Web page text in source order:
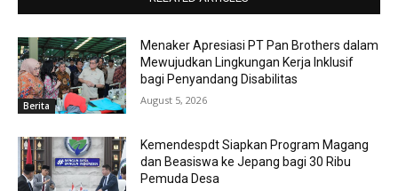
Berita
Menaker Apresiasi PT Pan Brothers dalam
Mewujudkan Lingkungan Kerja Inklusif
bagi Penyandang Disabilitas
August 5, 2026
Kemendespdt Siapkan Program Magang
dan Beasiswa ke Jepang bagi 30 Ribu
Pemuda Desa